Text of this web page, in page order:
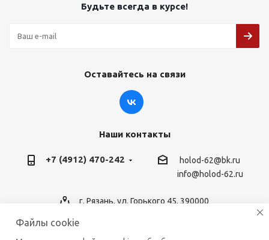
Будьте всегда в курсе!
Оставайтесь на связи
Наши контакты
+7 (4912) 470-242
holod-62@bk.ru
info@holod-62.ru
г. Рязань, ул. Горького 45, 390000
Файлы cookie